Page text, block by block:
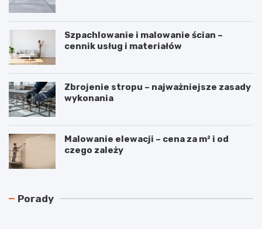
Szpachlowanie i malowanie ścian –
cennik usług i materiałów
Zbrojenie stropu – najważniejsze zasady
wykonania
Malowanie elewacji – cena za m² i od
czego zależy
Porady
a
z